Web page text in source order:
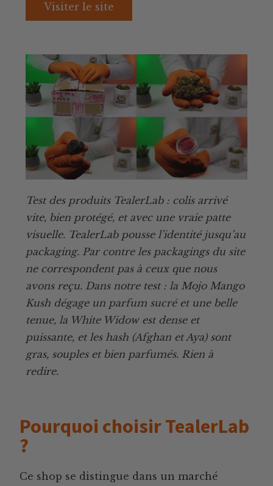
Visiter le site
Test des produits TealerLab : colis arrivé
vite, bien protégé, et avec une vraie patte
visuelle. TealerLab pousse l’identité jusqu’au
packaging. Par contre les packagings du site
ne correspondent pas à ceux que nous
avons reçu. Dans notre test : la Mojo Mango
Kush dégage un parfum sucré et une belle
tenue, la White Widow est dense et
puissante, et les hash (Afghan et Aya) sont
gras, souples et bien parfumés. Rien à
redire.
Pourquoi choisir TealerLab
?
Ce shop se distingue dans un marché